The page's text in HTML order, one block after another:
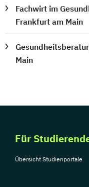
Fachwirt im
Frankfurt am Main
Main
Für
Übersicht Studienportale